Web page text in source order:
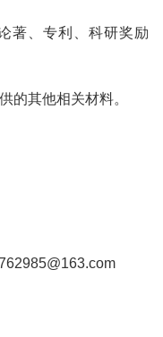
著、专利、科研奖励
的其他相关材料。